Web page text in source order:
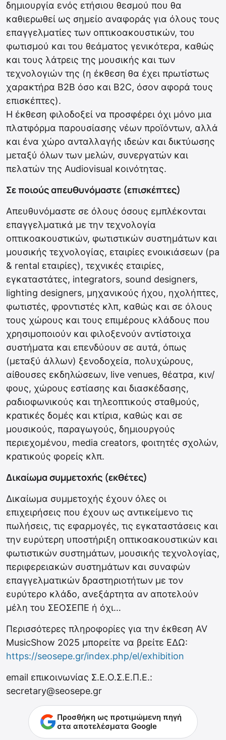
δημιουργία ενός ετήσιου θεσμού που θα
καθιερωθεί ως σημείο αναφοράς για όλους τους
επαγγελματίες των οπτικοακουστικών, του
φωτισμού και του θεάματος γενικότερα, καθώς
και τους λάτρεις της μουσικής και των
τεχνολογιών της (η έκθεση θα έχει πρωτίστως
χαρακτήρα B2Β όσο και Β2C, όσον αφορά τους
επισκέπτες).
Η έκθεση φιλοδοξεί να προσφέρει όχι μόνο μια
πλατφόρμα παρουσίασης νέων προϊόντων, αλλά
και ένα χώρο ανταλλαγής ιδεών και δικτύωσης
μεταξύ όλων των μελών, συνεργατών και
πελατών της Audiovisual κοινότητας.
Σε ποιούς απευθυνόμαστε (επισκέπτες)
Απευθυνόμαστε σε όλους όσους εμπλέκονται
επαγγελματικά με την τεχνολογία
οπτικοακουστικών, φωτιστικών συστημάτων και
μουσικής τεχνολογίας, εταιρίες ενοικιάσεων (pa
& rental εταιρίες), τεχνικές εταιρίες,
εγκαταστάτες, integrators, sound designers,
lighting designers, μηχανικούς ήχου, ηχολήπτες,
φωτιστές, φροντιστές κλπ, καθώς και σε όλους
τους χώρους και τους επιμέρους κλάδους που
χρησιμοποιούν και φιλοξενούν αντίστοιχα
συστήματα και επενδύουν σε αυτά, όπως
(μεταξύ άλλων) ξενοδοχεία, πολυχώρους,
αίθουσες εκδηλώσεων, live venues, θέατρα, κιν/
φους, χώρους εστίασης και διασκέδασης,
ραδιοφωνικούς και τηλεοπτικούς σταθμούς,
κρατικές δομές και κτίρια, καθώς και σε
μουσικούς, παραγωγούς, δημιουργούς
περιεχομένου, media creators, φοιτητές σχολών,
κρατικούς φορείς κλπ.
Δικαίωμα συμμετοχής (εκθέτες)
Δικαίωμα συμμετοχής έχουν όλες οι
επιχειρήσεις που έχουν ως αντικείμενο τις
πωλήσεις, τις εφαρμογές, τις εγκαταστάσεις και
την ευρύτερη υποστήριξη οπτικοακουστικών και
φωτιστικών συστημάτων, μουσικής τεχνολογίας,
περιφερειακών συστημάτων και συναφών
επαγγελματικών δραστηριοτήτων με τον
ευρύτερο κλάδο, ανεξάρτητα αν αποτελούν
μέλη του ΣΕΟΣΕΠΕ ή όχι…
Περισσότερες πληροφορίες για την έκθεση AV
MusicShow 2025 μπορείτε να βρείτε ΕΔΩ:
https://seosepe.gr/index.php/el/exhibition
email επικοινωνίας Σ.Ε.Ο.Σ.Ε.Π.Ε.:
secretary@seosepe.gr
Προσθήκη ως προτιμώμενη πηγή
στα αποτελέσματα Google